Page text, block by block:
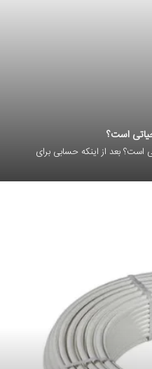
است؟
است؟ بعد از اینکه حسابی برای